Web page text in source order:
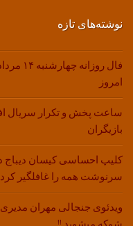
نوشته‌های تازه
امروز
ساعت پخش و تکرار سریال
بازیگران
کلیپ احساسی کیسان دیباج
سرنوشت همه را غافلگیر کرد
ویدئوی جنجالی مهران